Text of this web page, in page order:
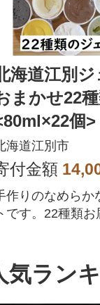
海道江別
まかせ22
個>
海道江別市
付金額
作りのなめらか
です。22種類
気ラン